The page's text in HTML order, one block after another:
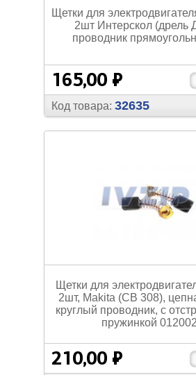
Щетки для
2шт Интерскол (дрель
проводник
165,00 ₽
Код товара: 32635
Щетки для
2шт, Makita (СВ 308),
круглый проводник, с
пружинкой
210,00 ₽